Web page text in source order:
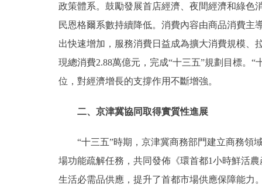
政策體系。鼓勵發展首店經濟、夜間經濟和綠色
民恩格爾系數持續降低。消費內容由商品消費
出快速增加，服務消費日益成為擴大消費規模、
現總消費2.88萬億元，完成“十三五”規劃目標。
位，對經濟增長的支撐作用不斷增強。
二、京津冀協同取得實質性進展
“十三五”時期，京津冀商務部門建立商務領域
場功能疏解任務，共同發佈《環首都1小時鮮活
生活必需品供應，提升了首都市場供應保障能力